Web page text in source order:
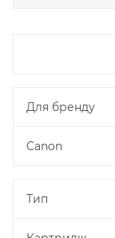
Для бренду
Canon
Тип